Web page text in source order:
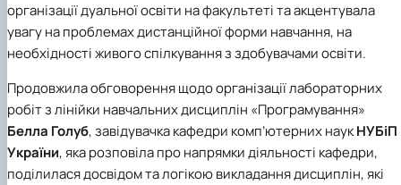
організації дуальної освіти на факультеті та акцентувала
увагу на проблемах дистанційної форми навчання, на
необхідності живого спілкування з здобувачами освіти.
Продовжила обговорення щодо організації лабораторних
робіт з лінійки навчальних дисциплін «Програмування»
Белла Голуб, завідувачка кафедри комп’ютерних наукНУБіП
України, яка розповіла про напрямки діяльності кафедри,
поділилася досвідом та логікою викладання дисциплін, які